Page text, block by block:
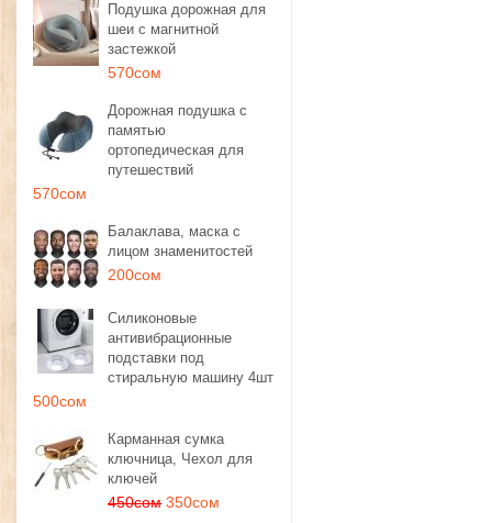
Подушка дорожная для
шеи с магнитной
застежкой
570сом
Дорожная подушка с
памятью
ортопедическая для
путешествий
570сом
Балаклава, маска с
лицом знаменитостей
200сом
Силиконовые
антивибрационные
подставки под
стиральную машину 4шт
500сом
Карманная сумка
ключница, Чехол для
ключей
450сом 350сом